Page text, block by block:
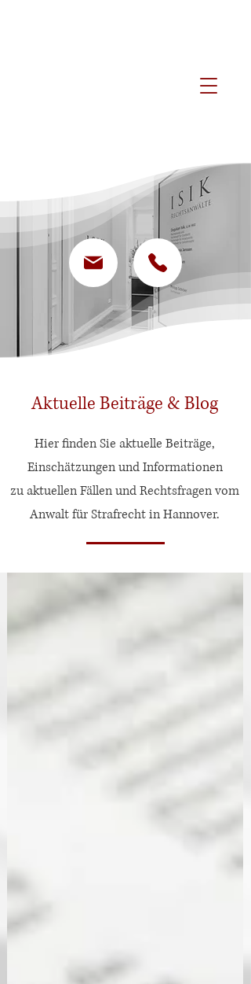
Aktuelle Beiträge & Blog
Hier finden Sie aktuelle Beiträge,
Einschätzungen und Informationen
zu aktuellen Fällen und Rechtsfragen vom
Anwalt für Strafrecht in Hannover.